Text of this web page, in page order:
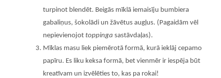
turpinot blendēt. Beigās mīklā iemaisīju bumbiera
gabaliņus, šokolādi un žāvētus augļus. (Pagaidām vēl
nepievienojot toppinga sastāvdaļas).
Mīklas masu liek piemērotā formā, kurā ieklāj cepamo
papīru. Es liku keksa formā, bet vienmēr ir iespēja būt
kreatīvam un izvēlēties to, kas pa rokai!